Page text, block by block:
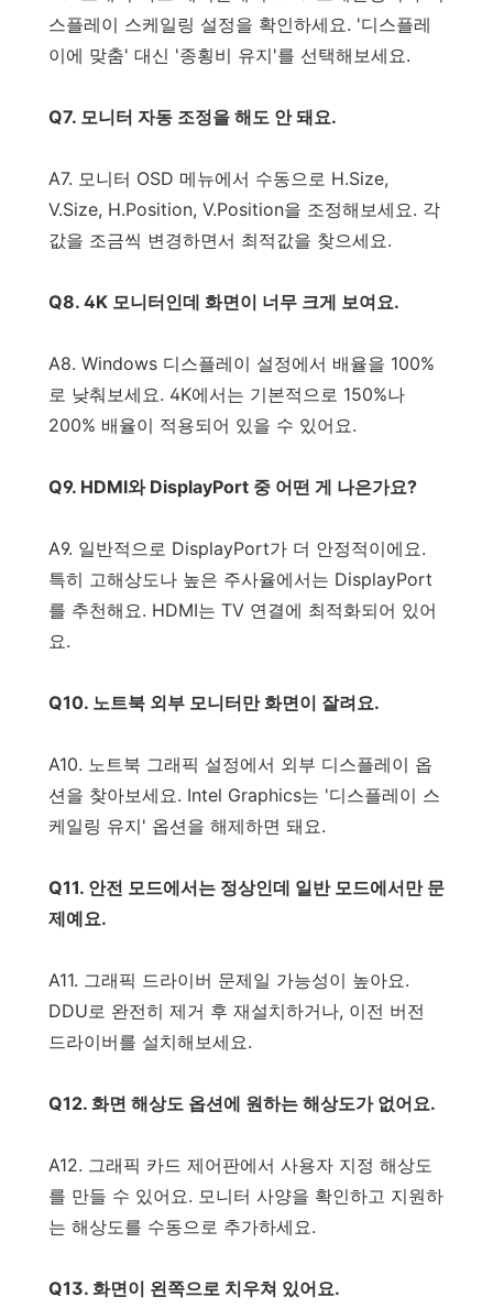
스플레이 스케일링 설정을 확인하세요. '디스플레
이에 맞춤' 대신 '종횡비 유지'를 선택해보세요.
Q7. 모니터 자동 조정을 해도 안 돼요.
A7. 모니터 OSD 메뉴에서 수동으로 H.Size,
V.Size, H.Position, V.Position을 조정해보세요. 각
값을 조금씩 변경하면서 최적값을 찾으세요.
Q8. 4K 모니터인데 화면이 너무 크게 보여요.
A8. Windows 디스플레이 설정에서 배율을 100%
로 낮춰보세요. 4K에서는 기본적으로 150%나
200% 배율이 적용되어 있을 수 있어요.
Q9. HDMI와 DisplayPort 중 어떤 게 나은가요?
A9. 일반적으로 DisplayPort가 더 안정적이에요.
특히 고해상도나 높은 주사율에서는 DisplayPort
를 추천해요. HDMI는 TV 연결에 최적화되어 있어
요.
Q10. 노트북 외부 모니터만 화면이 잘려요.
A10. 노트북 그래픽 설정에서 외부 디스플레이 옵
션을 찾아보세요. Intel Graphics는 '디스플레이 스
케일링 유지' 옵션을 해제하면 돼요.
Q11. 안전 모드에서는 정상인데 일반 모드에서만 문
제예요.
A11. 그래픽 드라이버 문제일 가능성이 높아요.
DDU로 완전히 제거 후 재설치하거나, 이전 버전
드라이버를 설치해보세요.
Q12. 화면 해상도 옵션에 원하는 해상도가 없어요.
A12. 그래픽 카드 제어판에서 사용자 지정 해상도
를 만들 수 있어요. 모니터 사양을 확인하고 지원하
는 해상도를 수동으로 추가하세요.
Q13. 화면이 왼쪽으로 치우쳐 있어요.